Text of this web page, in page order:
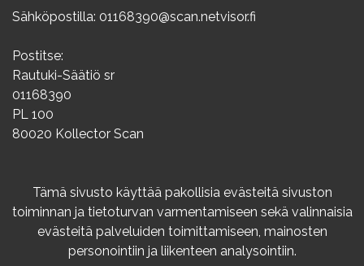
Tämä sivusto käyttää pakollisia evästeitä sivuston
toiminnan ja tietoturvan varmentamiseen sekä valinnaisia
evästeitä palveluiden toimittamiseen, mainosten
personointiin ja liikenteen analysointiin.
Sähköpostilla: 01168390@scan.netvisor.fi
Postitse:
Rautuki-Säätiö sr
01168390
PL 100
80020 Kollector Scan
Info
Rekisteriseloste
Varaus- ja peruutusehdot